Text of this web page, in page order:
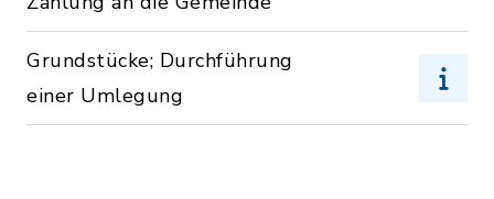
Grundstücke; Durchführung
einer Umlegung